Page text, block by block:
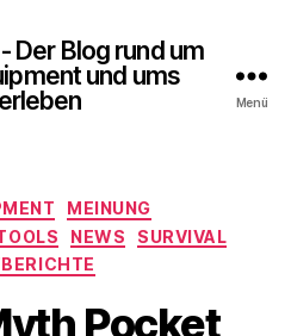
Der Blog rund um
und ums
Menü
Kategorien
MEINUNG
NEWS
SURVIVAL
Pocket